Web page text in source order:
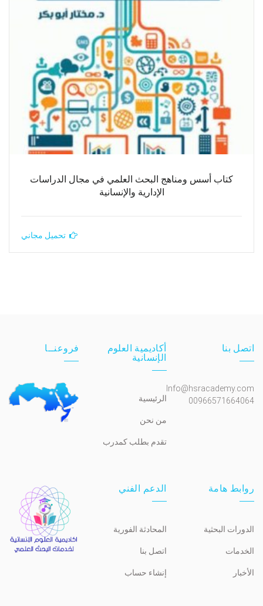
كتاب أسس ومناهج البحث العلمي في مجال الدراسات
الإدارية والإنسانية
تحميل مجاني
اتصل بنا
Info@hsracademy.com
00966571664064
أكاديمية العلوم
الإنسانية
الرئيسية
من نحن
تقدم بطلب كمدرب
فروعنــا
روابط هامة
الدورات البحثية
الخدمات
الأخبار
الدعم الفني
المحادثة الفورية
اتصل بنا
إنشاء حساب